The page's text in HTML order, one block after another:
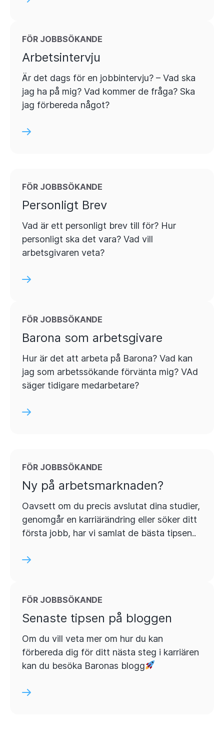
FÖR JOBBSÖKANDE
Arbetsintervju
Är det dags för en jobbintervju? – Vad ska
jag ha på mig? Vad kommer de fråga? Ska
jag förbereda något?
FÖR JOBBSÖKANDE
Personligt Brev
Vad är ett personligt brev till för? Hur
personligt ska det vara? Vad vill
arbetsgivaren veta?
FÖR JOBBSÖKANDE
Barona som arbetsgivare
Hur är det att arbeta på Barona? Vad kan
jag som arbetssökande förvänta mig? VAd
säger tidigare medarbetare?
FÖR JOBBSÖKANDE
Ny på arbetsmarknaden?
Oavsett om du precis avslutat dina studier,
genomgår en karriärändring eller söker ditt
första jobb, har vi samlat de bästa tipsen..
FÖR JOBBSÖKANDE
Senaste tipsen på bloggen
Om du vill veta mer om hur du kan
förbereda dig för ditt nästa steg i karriären
kan du besöka Baronas blogg